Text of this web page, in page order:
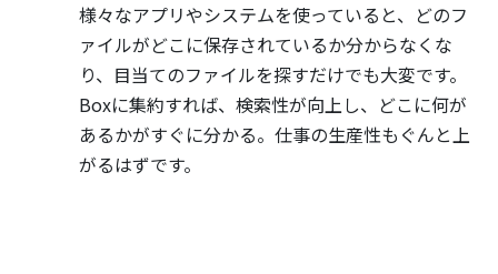
様々なアプリやシステムを使っていると、どのフ
ァイルがどこに保存されているか分からなくな
り、目当てのファイルを探すだけでも大変です。
Boxに集約すれば、検索性が向上し、どこに何が
あるかがすぐに分かる。仕事の生産性もぐんと上
がるはずです。